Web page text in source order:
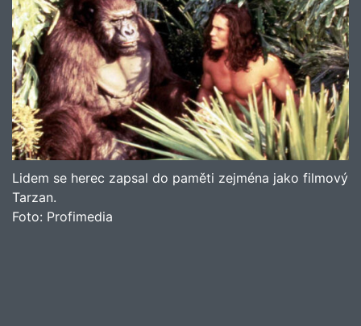
Lidem se herec zapsal do paměti zejména jako filmový
Tarzan.
Foto: Profimedia